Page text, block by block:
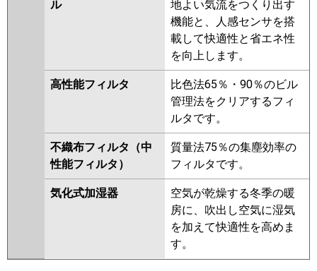
ル
地よい気流をつくり出す
機能と、人感センサを搭
載して快適性と省エネ性
を向上します。
高性能フィルタ
比色法65％・90％のビル
管理法をクリアするフィ
ルタです。
不織布フィルタ（中
性能フィルタ）
質量法75％の集塵効率の
フィルタです。
気化式加湿器
空気が乾燥する冬季の暖
房に、吹出し空気に湿気
を加えて快適性を高めま
す。